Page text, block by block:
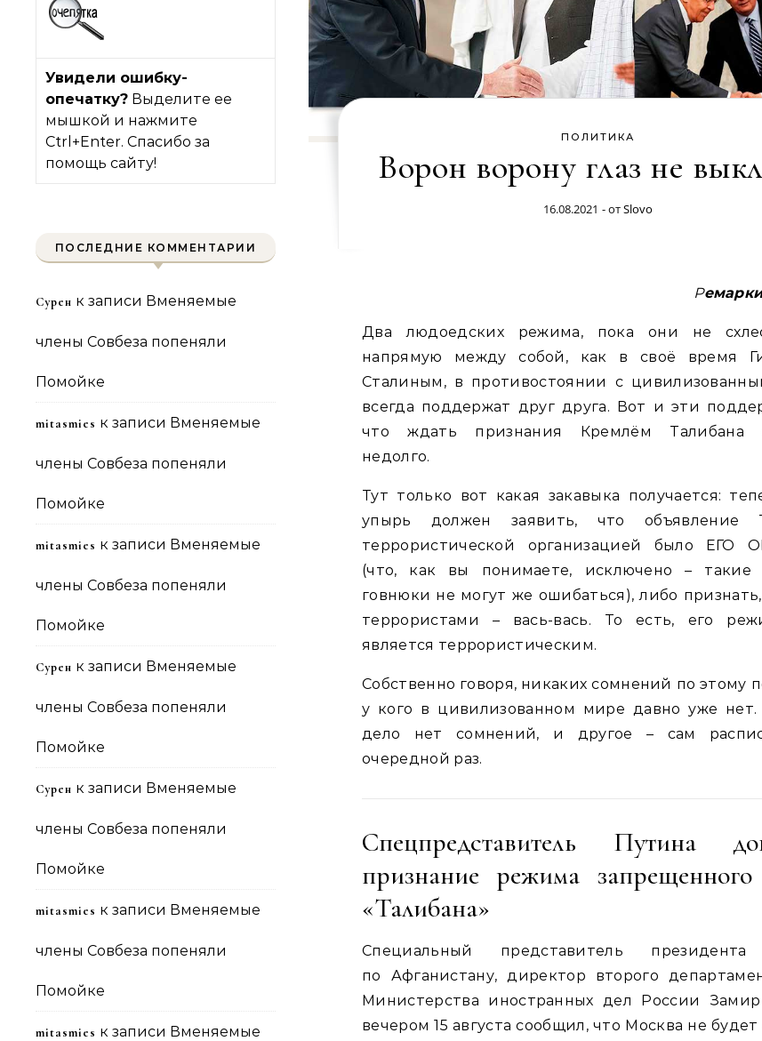
Увидели ошибку-
опечатку? Выделите ее
мышкой и нажмите
Ctrl+Enter. Спасибо за
помощь сайту!
ПОСЛЕДНИЕ КОММЕНТАРИИ
Сурен к записи Вменяемые
члены Совбеза попеняли
Помойке
mitasmies к записи Вменяемые
члены Совбеза попеняли
Помойке
mitasmies к записи Вменяемые
члены Совбеза попеняли
Помойке
Сурен к записи Вменяемые
члены Совбеза попеняли
Помойке
Сурен к записи Вменяемые
члены Совбеза попеняли
Помойке
mitasmies к записи Вменяемые
члены Совбеза попеняли
Помойке
mitasmies к записи Вменяемые
ПОЛИТИКА
Ворон ворону глаз не
16.08.2021 - отSlovo
Два людоедских режима, пока они не
напрямую между собой, как в своё время
Сталиным, в противостоянии с
всегда поддержат друг друга. Вот и эти
что ждать признания Кремлём Талибана
недолго.
Тут только вот какая закавыка получается:
упырь должен заявить, что объявление
террористической организацией было ЕГО
(что, как вы понимаете, исключено – такие
говнюки не могут же ошибаться), либо
террористами – вась-вась. То есть, его
является террористическим.
Собственно говоря, никаких сомнений по этому
у кого в цивилизованном мире давно уже
дело нет сомнений, и другое – сам
очередной раз.
Спецпредставитель Путина
признание режима
«Талибана»
Специальный представитель
по Афганистану, директор второго
Министерства иностранных дел России Замир
вечером 15 августа сообщил, что Москва не